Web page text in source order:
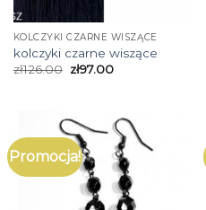
KOLCZYKI CZARNE WISZĄCE
kolczyki czarne wiszące
zł126.00 zł97.00
Promocja!